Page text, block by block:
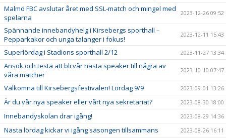
Malmö FBC avslutar året med SSL-match och mingel med
spelarna
2023-12-26 09:52
Spännande innebandyhelg i Kirsebergs sporthall –
Pepparkakor och unga talanger i fokus!
2023-12-11 15:43
Superlördag i Stadions sporthall 2/12 2023-11-27 13:34
Ansök och testa att bli vår nästa speaker till några av
våra matcher
2023-10-10 07:47
Välkomna till Kirsebergsfestivalen! Lördag 9/9 2023-09-01 13:26
Är du vår nya speaker eller vårt nya sekretariat? 2023-08-30 18:00
Innebandyskolan drar igång! 2023-08-29 14:36
Nästa lördag kickar vi igång säsongen tillsammans 2023-08-26 16:11